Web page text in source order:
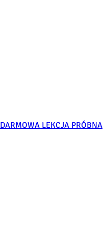
DARMOWA LEKCJA PRÓBNA